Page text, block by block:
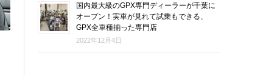
国内最大級のGPX専門ディーラーが千葉に
オープン！実車が見れて試乗もできる、
GPX全車種揃った専門店
2022年12月4日